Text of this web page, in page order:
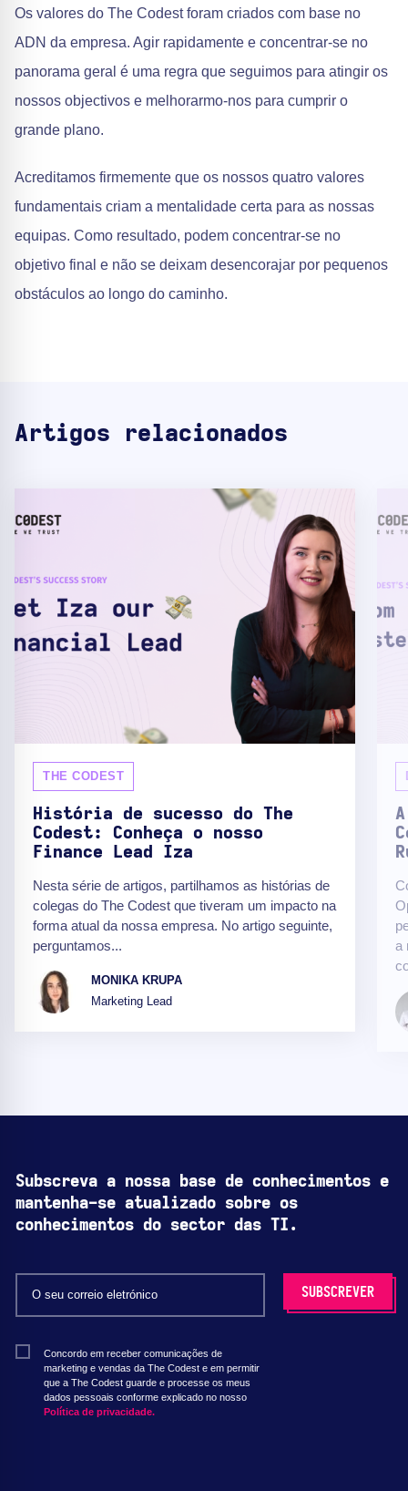
Os valores do The Codest foram criados com base no
ADN da empresa. Agir rapidamente e concentrar-se no
panorama geral é uma regra que seguimos para atingir os
nossos objectivos e melhorarmo-nos para cumprir o
grande plano.
Acreditamos firmemente que os nossos quatro valores
fundamentais criam a mentalidade certa para as nossas
equipas. Como resultado, podem concentrar-se no
objetivo final e não se deixam desencorajar por pequenos
obstáculos ao longo do caminho.
Artigos relacionados
THE CODEST
História de sucesso do The
Codest: Conheça o nosso
Finance Lead Iza
Nesta série de artigos, partilhamos as histórias de
colegas do The Codest que tiveram um impacto na
forma atual da nossa empresa. No artigo seguinte,
perguntamos...
MONIKA KRUPA
Marketing Lead
a
Subscreva a nossa base de conhecimentos e
mantenha-se atualizado sobre os
conhecimentos do sector das TI.
Concordo em receber comunicações de
marketing e vendas da The Codest e em permitir
que a The Codest guarde e processe os meus
dados pessoais conforme explicado no nosso
Política de privacidade.